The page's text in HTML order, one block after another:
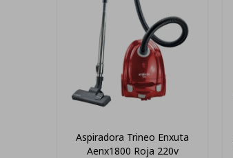
Aspiradora Trineo Enxuta
Aenx1800 Roja 220v